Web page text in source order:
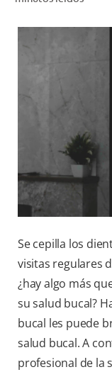
Se cepilla los
visitas regulares
¿hay algo más
su salud bucal?
bucal les puede
salud bucal. A
profesional de la